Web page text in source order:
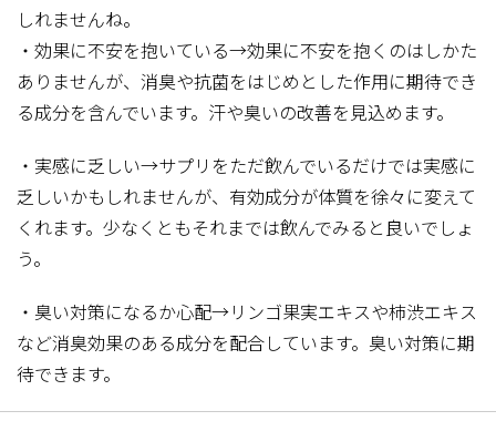
しれませんね。
・効果に不安を抱いている→効果に不安を抱くのはしかた
ありませんが、消臭や抗菌をはじめとした作用に期待でき
る成分を含んでいます。汗や臭いの改善を見込めます。
・実感に乏しい→サプリをただ飲んでいるだけでは実感に
乏しいかもしれませんが、有効成分が体質を徐々に変えて
くれます。少なくともそれまでは飲んでみると良いでしょ
う。
・臭い対策になるか心配→リンゴ果実エキスや柿渋エキス
など消臭効果のある成分を配合しています。臭い対策に期
待できます。